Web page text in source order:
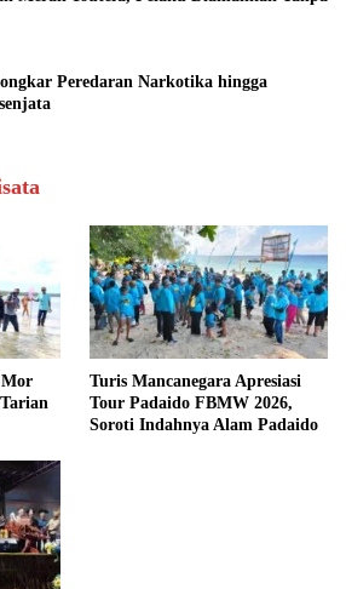
Peredaran Narkotika hingga
Turis Mancanegara Apresiasi
Tour Padaido FBMW 2026,
Soroti Indahnya Alam Padaido